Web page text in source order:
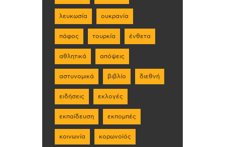
λευκωσία ουκρανία
πάφος τουρκία ένθετα
αθλητικά απόψεις
αστυνομικά βιβλίο διεθνή
ειδήσεις εκλογές
εκπαίδευση εκπομπές
κοινωνία κορωνοϊός